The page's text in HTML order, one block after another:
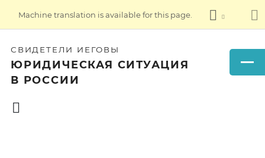
Machine translation is available for this page.
СВИДЕТЕЛИ ИЕГОВЫ
ЮРИДИЧЕСКАЯ СИТУАЦИЯ
В РОССИИ